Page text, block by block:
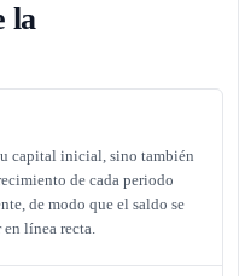
la
capital inicial, sino también
de cada periodo
de modo que el saldo se
en línea recta.